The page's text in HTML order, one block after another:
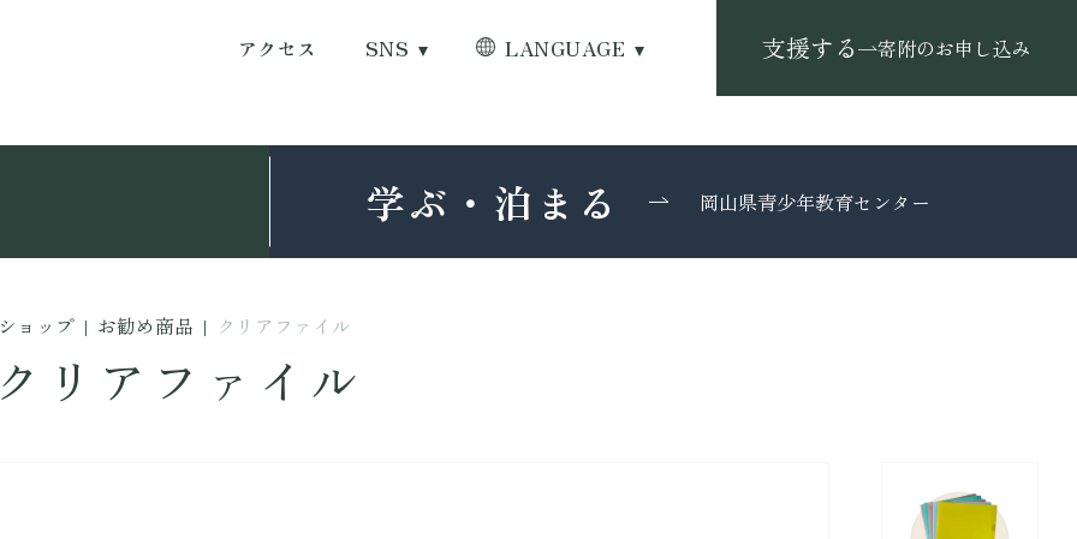
アクセス SNS LANGUAGE 支援する 寄附のお申し込み
学ぶ・泊まる 岡山県青少年教育センター
ョップ | お勧め商品 | クリアファイル
リアファイル